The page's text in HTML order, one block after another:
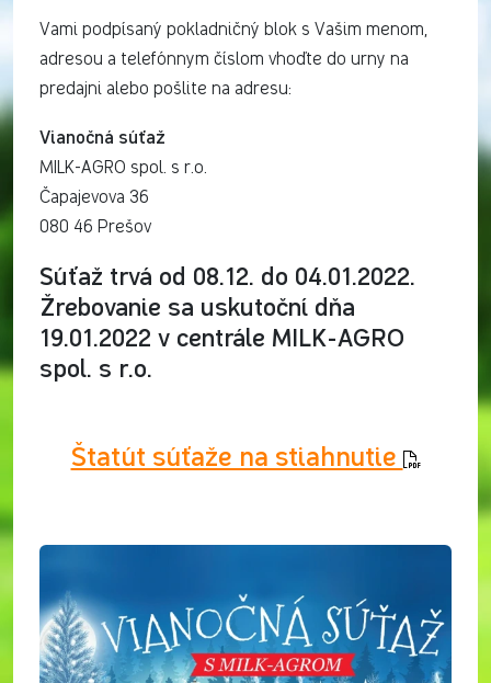
Vami podpísaný pokladničný blok s Vašim menom,
adresou a telefónnym číslom vhoďte do urny na
predajni alebo pošlite na adresu:
Vianočná súťaž
MILK-AGRO spol. s r.o.
Čapajevova 36
080 46 Prešov
Súťaž trvá od 08.12. do 04.01.2022.
Žrebovanie sa uskutoční dňa
19.01.2022 v centrále MILK-AGRO
spol. s r.o.
Štatút súťaže na stiahnutie